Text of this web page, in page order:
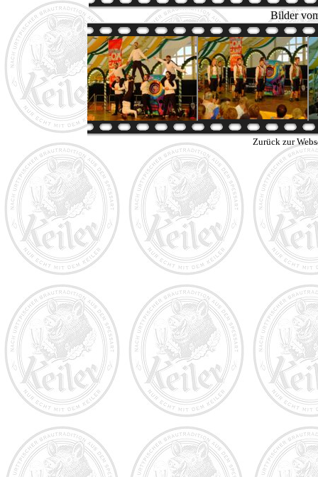
Bilder
Zurück zur